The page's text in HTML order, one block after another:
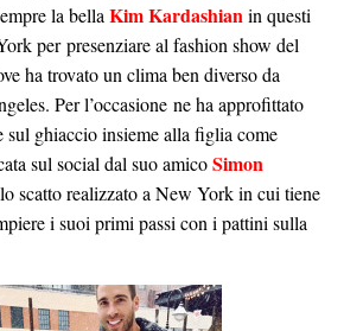
la bellaKim Kardashianin questi
per presenziare al fashion show del
ha trovato un clima ben diverso da
Per l’occasione ne ha approfittato
sul ghiaccio insieme alla figlia come
sul social dal suo amicoSimon
scatto realizzato a New York in cui tiene
i suoi primi passi con i pattini sulla